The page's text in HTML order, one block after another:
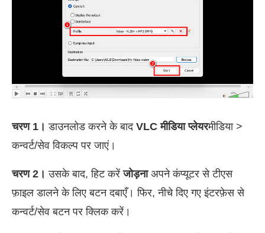
चरण 1। डाउनलोड करने के बादVLC मीडिया प्लेयरमीडिया >
कन्वर्ट/सेव विकल्प पर जाएं।
चरण 2। उसके बाद, हिट करेंजोड़नाअपने कंप्यूटर से टीएस
फ़ाइल डालने के लिए बटन दबाएँ। फिर, नीचे दिए गए इंटरफ़ेस से
कन्वर्ट/सेव बटन पर क्लिक करें।